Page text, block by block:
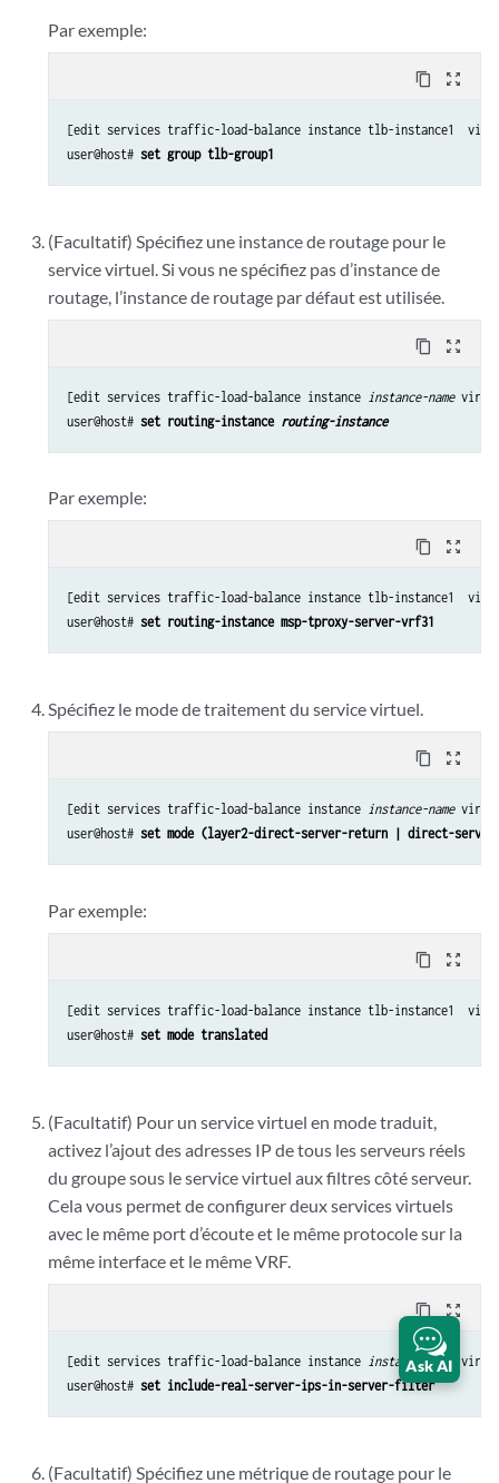
Par exemple:
content_copy zoom_out_map
[edit services traffic-load-balance instance tlb-instance1
user@host# set group tlb-group1
(Facultatif) Spécifiez une instance de routage pour le
service virtuel. Si vous ne spécifiez pas d’instance de
routage, l’instance de routage par défaut est utilisée.
content_copy zoom_out_map
[edit services traffic-load-balance instance instance-name
user@host# set routing-instance routing-instance
Par exemple:
content_copy zoom_out_map
[edit services traffic-load-balance instance tlb-instance1
user@host# set routing-instance msp-tproxy-server-vrf31
Spécifiez le mode de traitement du service virtuel.
content_copy zoom_out_map
[edit services traffic-load-balance instance instance-name
user@host# set mode (layer2-direct-server-return | direct-
Par exemple:
content_copy zoom_out_map
[edit services traffic-load-balance instance tlb-instance1
user@host# set mode translated
(Facultatif) Pour un service virtuel en mode traduit,
activez l’ajout des adresses IP de tous les serveurs réels
du groupe sous le service virtuel aux filtres côté serveur.
Cela vous permet de configurer deux services virtuels
avec le même port d’écoute et le même protocole sur la
même interface et le même VRF.
content_copy zoom_out_map
[edit services traffic-load-balance instance instance-name
user@host# set include-real-server-ips-in-server-filter
(Facultatif) Spécifiez une métrique de routage pour le
Ask AI